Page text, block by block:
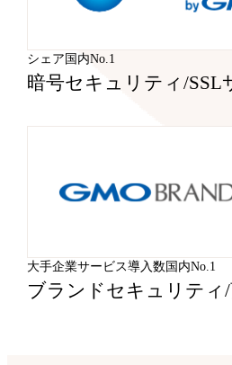
シェア国内No.1
暗号セキュリティ/SSL
大手企業サービス導入数国内No.1
ブランドセキュリティ/